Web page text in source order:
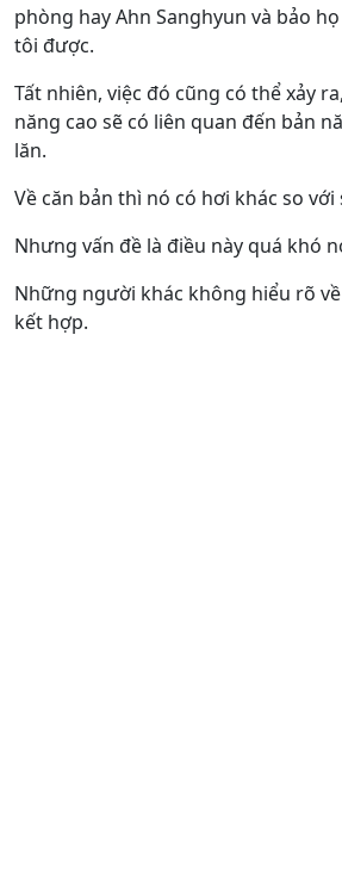
phòng hay Ahn Sanghyun và bảo
tôi được.
Tất nhiên, việc đó cũng có thể xảy
năng cao sẽ có liên quan đến bản
lăn.
Về căn bản thì nó có hơi khác so
Nhưng vấn đề là điều này quá khó
Những người khác không hiểu rõ
kết hợp.